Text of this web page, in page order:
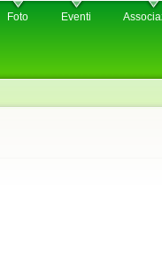
Foto Eventi